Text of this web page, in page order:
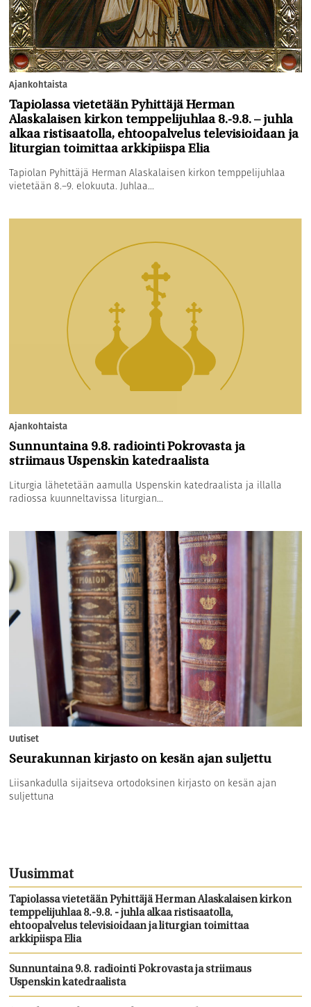
Ajankohtaista
Tapiolassa vietetään Pyhittäjä Herman
Alaskalaisen kirkon temppelijuhlaa 8.-9.8. – juhla
alkaa ristisaatolla, ehtoopalvelus televisioidaan ja
liturgian toimittaa arkkipiispa Elia
Tapiolan Pyhittäjä Herman Alaskalaisen kirkon temppelijuhlaa
vietetään 8.–9. elokuuta. Juhlaa...
Ajankohtaista
Sunnuntaina 9.8. radiointi Pokrovasta ja
striimaus Uspenskin katedraalista
Liturgia lähetetään aamulla Uspenskin katedraalista ja illalla
radiossa kuunneltavissa liturgian...
Uutiset
Seurakunnan kirjasto on kesän ajan suljettu
Liisankadulla sijaitseva ortodoksinen kirjasto on kesän ajan
suljettuna
Uusimmat
Tapiolassa vietetään Pyhittäjä Herman Alaskalaisen kirkon
temppelijuhlaa 8.-9.8. - juhla alkaa ristisaatolla,
ehtoopalvelus televisioidaan ja liturgian toimittaa
arkkipiispa Elia
Sunnuntaina 9.8. radiointi Pokrovasta ja striimaus
Uspenskin katedraalista